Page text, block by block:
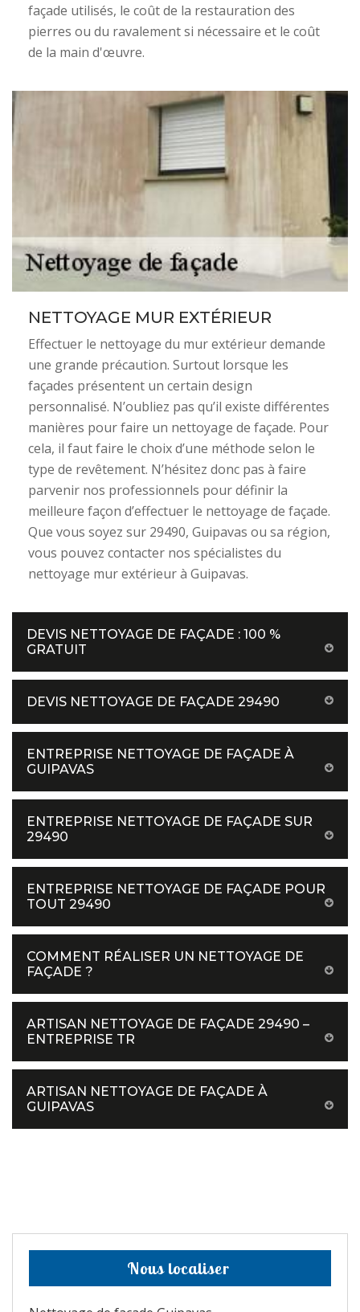
façade utilisés, le coût de la restauration des
pierres ou du ravalement si nécessaire et le coût
de la main d'œuvre.
NETTOYAGE MUR EXTÉRIEUR
Effectuer le nettoyage du mur extérieur demande
une grande précaution. Surtout lorsque les
façades présentent un certain design
personnalisé. N’oubliez pas qu’il existe différentes
manières pour faire un nettoyage de façade. Pour
cela, il faut faire le choix d’une méthode selon le
type de revêtement. N’hésitez donc pas à faire
parvenir nos professionnels pour définir la
meilleure façon d’effectuer le nettoyage de façade.
Que vous soyez sur 29490, Guipavas ou sa région,
vous pouvez contacter nos spécialistes du
nettoyage mur extérieur à Guipavas.
DEVIS NETTOYAGE DE FAÇADE : 100 %
GRATUIT
DEVIS NETTOYAGE DE FAÇADE 29490
ENTREPRISE NETTOYAGE DE FAÇADE À
GUIPAVAS
ENTREPRISE NETTOYAGE DE FAÇADE SUR
29490
ENTREPRISE NETTOYAGE DE FAÇADE POUR
TOUT 29490
COMMENT RÉALISER UN NETTOYAGE DE
FAÇADE ?
ARTISAN NETTOYAGE DE FAÇADE 29490 –
ENTREPRISE TR
ARTISAN NETTOYAGE DE FAÇADE À
GUIPAVAS
Nous localiser